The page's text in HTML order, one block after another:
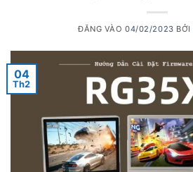
ĐĂNG VÀO04/02/2023 BỞI
04
Th2